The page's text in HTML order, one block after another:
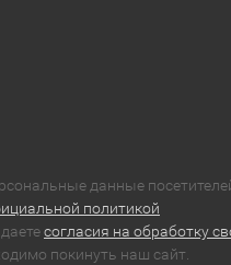
данные
политикой
согласия на обработку
покинуть наш сайт.